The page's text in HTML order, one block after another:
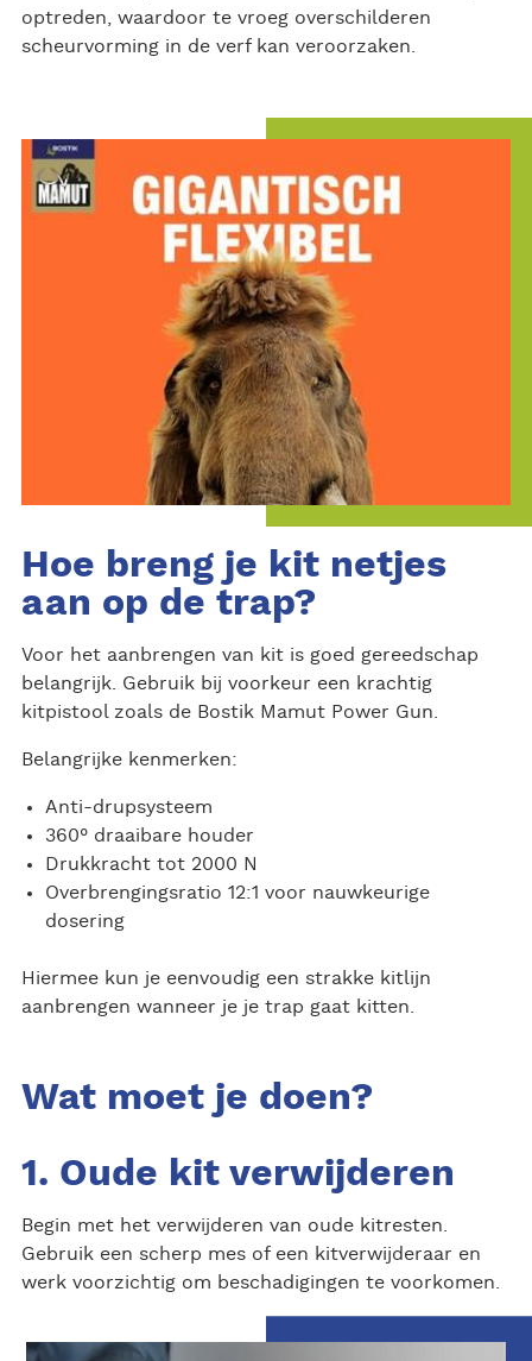
optreden, waardoor te vroeg overschilderen
scheurvorming in de verf kan veroorzaken.
Hoe breng je kit netjes
aan op de trap?
Voor het aanbrengen van kit is goed gereedschap
belangrijk. Gebruik bij voorkeur een krachtig
kitpistool zoals de Bostik Mamut Power Gun.
Belangrijke kenmerken:
Anti-drupsysteem
360° draaibare houder
Drukkracht tot 2000 N
Overbrengingsratio 12:1 voor nauwkeurige
dosering
Hiermee kun je eenvoudig een strakke kitlijn
aanbrengen wanneer je je trap gaat kitten.
Wat moet je doen?
1. Oude kit verwijderen
Begin met het verwijderen van oude kitresten.
Gebruik een scherp mes of een kitverwijderaar en
werk voorzichtig om beschadigingen te voorkomen.